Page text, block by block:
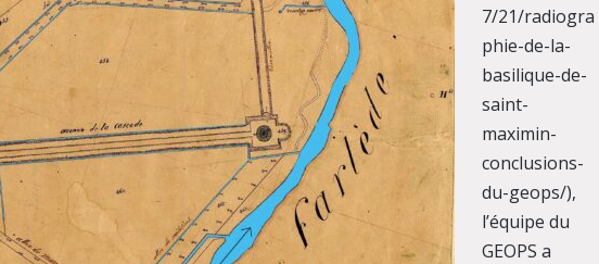
7/21/radiogra
phie-de-la-
basilique-de-
saint-
maximin-
conclusions-
du-geops/),
l’équipe du
GEOPS a